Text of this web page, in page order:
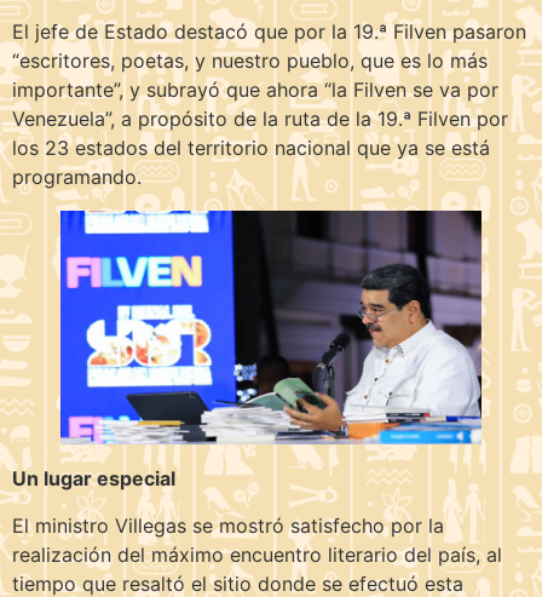
El jefe de Estado destacó que por la 19.ª Filven pasaron
“escritores, poetas, y nuestro pueblo, que es lo más
importante”, y subrayó que ahora “la Filven se va por
Venezuela”, a propósito de la ruta de la 19.ª Filven por
los 23 estados del territorio nacional que ya se está
programando.
Un lugar especial
El ministro Villegas se mostró satisfecho por la
realización del máximo encuentro literario del país, al
tiempo que resaltó el sitio donde se efectuó esta